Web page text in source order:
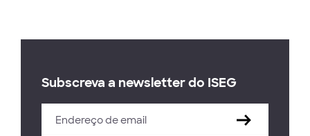
Subscreva a newsletter do ISEG